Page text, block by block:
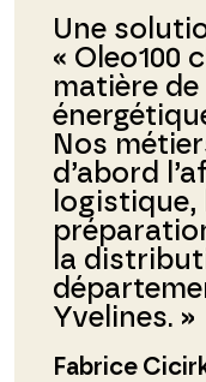
Une
« Oleo100
matière
Nos
d’abord
logistique,
la
Yvelines. »
Fabrice